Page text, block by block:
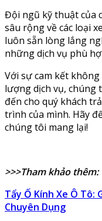
Đội ngũ kỹ thuật của
sâu rộng về các loại
luôn sẵn lòng lắng
những dịch vụ phù
Với sự cam kết
lượng dịch vụ, chúng
đến cho quý khách
trình của mình. Hãy
chúng tôi mang lại!
>>>Tham khảo thêm:
Tẩy Ố Kính Xe Ô Tô:
Chuyên Dụng